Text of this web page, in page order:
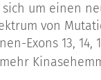
um einen
von
Exons 13, 14,